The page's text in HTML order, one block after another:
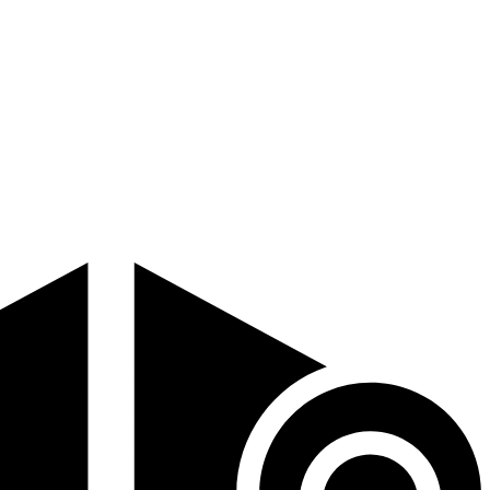
Chief Surgeon Responsibility